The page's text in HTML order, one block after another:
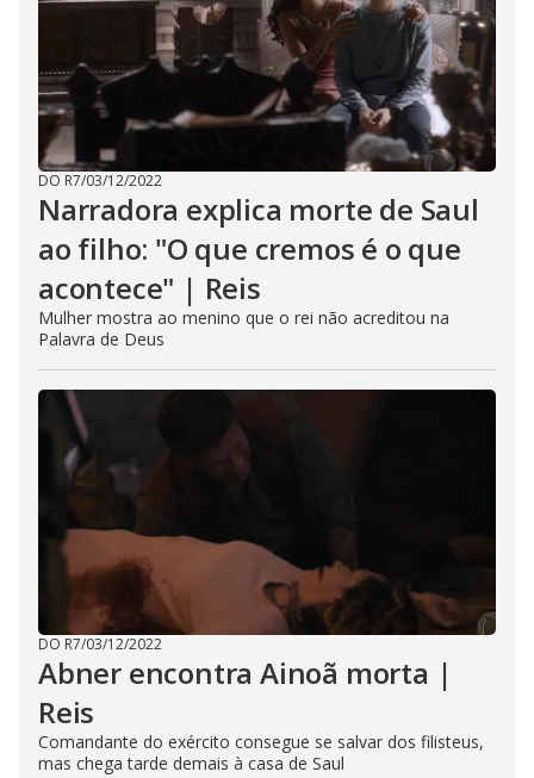
DO R7/03/12/2022
Narradora explica morte de Saul
ao filho: "O que cremos é o que
acontece" | Reis
Mulher mostra ao menino que o rei não acreditou na
Palavra de Deus
DO R7/03/12/2022
Abner encontra Ainoã morta |
Reis
Comandante do exército consegue se salvar dos filisteus,
mas chega tarde demais à casa de Saul